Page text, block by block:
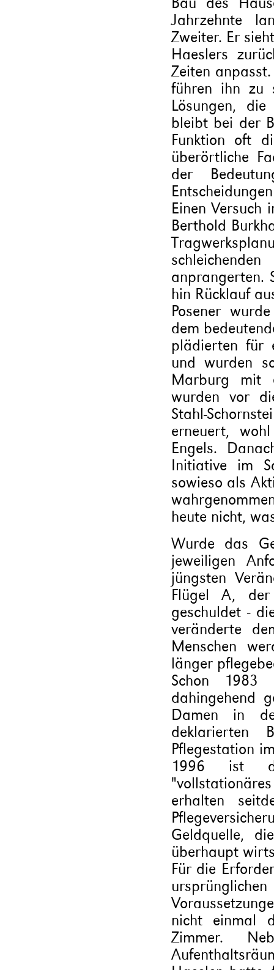
Jahrzehnte
Zweiter. Er
Haeslers
Zeiten
führen ihn zu
Lösungen,
bleibt bei der
Funktion oft
überörtliche
der
Einen
Berthold
anprangerten.
hin Rücklauf
Posener
dem
plädierten für
und wurden
Marburg mit
wurden vor
Stahl-
erneuert,
Engels.
Initiative im
sowieso als
heute nicht,
Wurde das
jeweiligen
jüngsten
Flügel A, der
geschuldet -
veränderte
Menschen
länger
Schon 1983
dahingehend
Damen in
deklarierten
Pflegestation
1996 ist
erhalten
Geldquelle,
überhaupt
Für die
nicht einmal
Zimmer.